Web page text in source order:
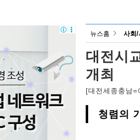
뉴스홈 사회/
대전시
개최
[대전세종충남=
청렴의